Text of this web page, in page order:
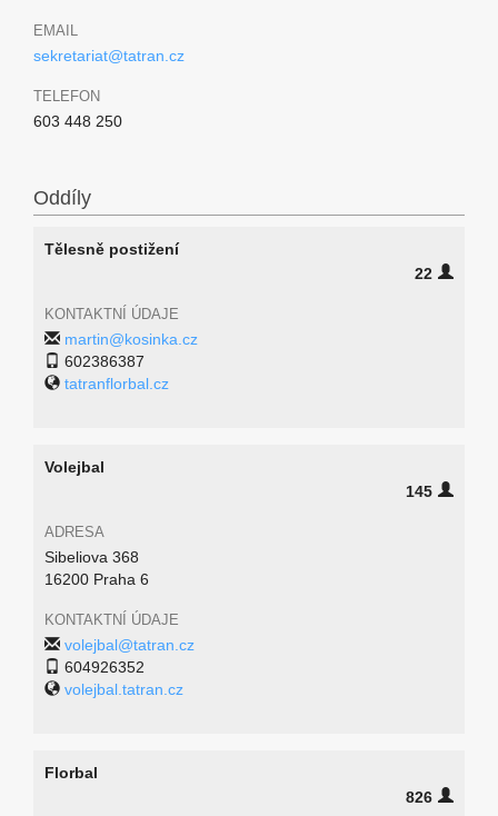
EMAIL
sekretariat@tatran.cz
TELEFON
603 448 250
Oddíly
Tělesně postižení
22
KONTAKTNÍ ÚDAJE
martin@kosinka.cz
602386387
tatranflorbal.cz
Volejbal
145
ADRESA
Sibeliova 368
16200 Praha 6
KONTAKTNÍ ÚDAJE
volejbal@tatran.cz
604926352
volejbal.tatran.cz
Florbal
826